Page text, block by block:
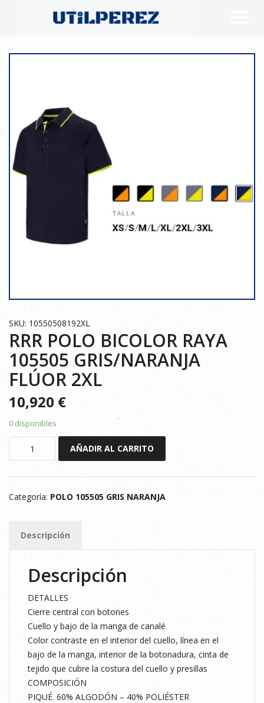
SKU: 10550508192XL
RRR POLO BICOLOR RAYA
105505 GRIS/NARANJA
FLÚOR 2XL
10,920€
0 disponibles
105505
2XL
cantidad
AÑADIR AL CARRITO
Categoría: POLO 105505 GRIS NARANJA
Descripción
Descripción
DETALLES
Cierre central con botones
Cuello y bajo de la manga de canalé
Color contraste en el interior del cuello, línea en el
bajo de la manga, interior de la botonadura, cinta de
tejido que cubre la costura del cuello y presillas
COMPOSICIÓN
PIQUÉ. 60% ALGODÓN – 40% POLIÉSTER